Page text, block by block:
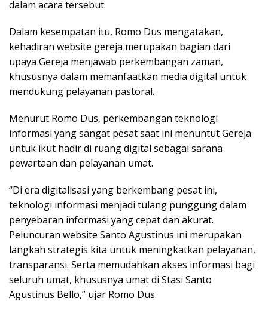
dalam acara tersebut.
Dalam kesempatan itu, Romo Dus mengatakan,
kehadiran website gereja merupakan bagian dari
upaya Gereja menjawab perkembangan zaman,
khususnya dalam memanfaatkan media digital untuk
mendukung pelayanan pastoral.
Menurut Romo Dus, perkembangan teknologi
informasi yang sangat pesat saat ini menuntut Gereja
untuk ikut hadir di ruang digital sebagai sarana
pewartaan dan pelayanan umat.
“Di era digitalisasi yang berkembang pesat ini,
teknologi informasi menjadi tulang punggung dalam
penyebaran informasi yang cepat dan akurat.
Peluncuran website Santo Agustinus ini merupakan
langkah strategis kita untuk meningkatkan pelayanan,
transparansi. Serta memudahkan akses informasi bagi
seluruh umat, khususnya umat di Stasi Santo
Agustinus Bello,” ujar Romo Dus.